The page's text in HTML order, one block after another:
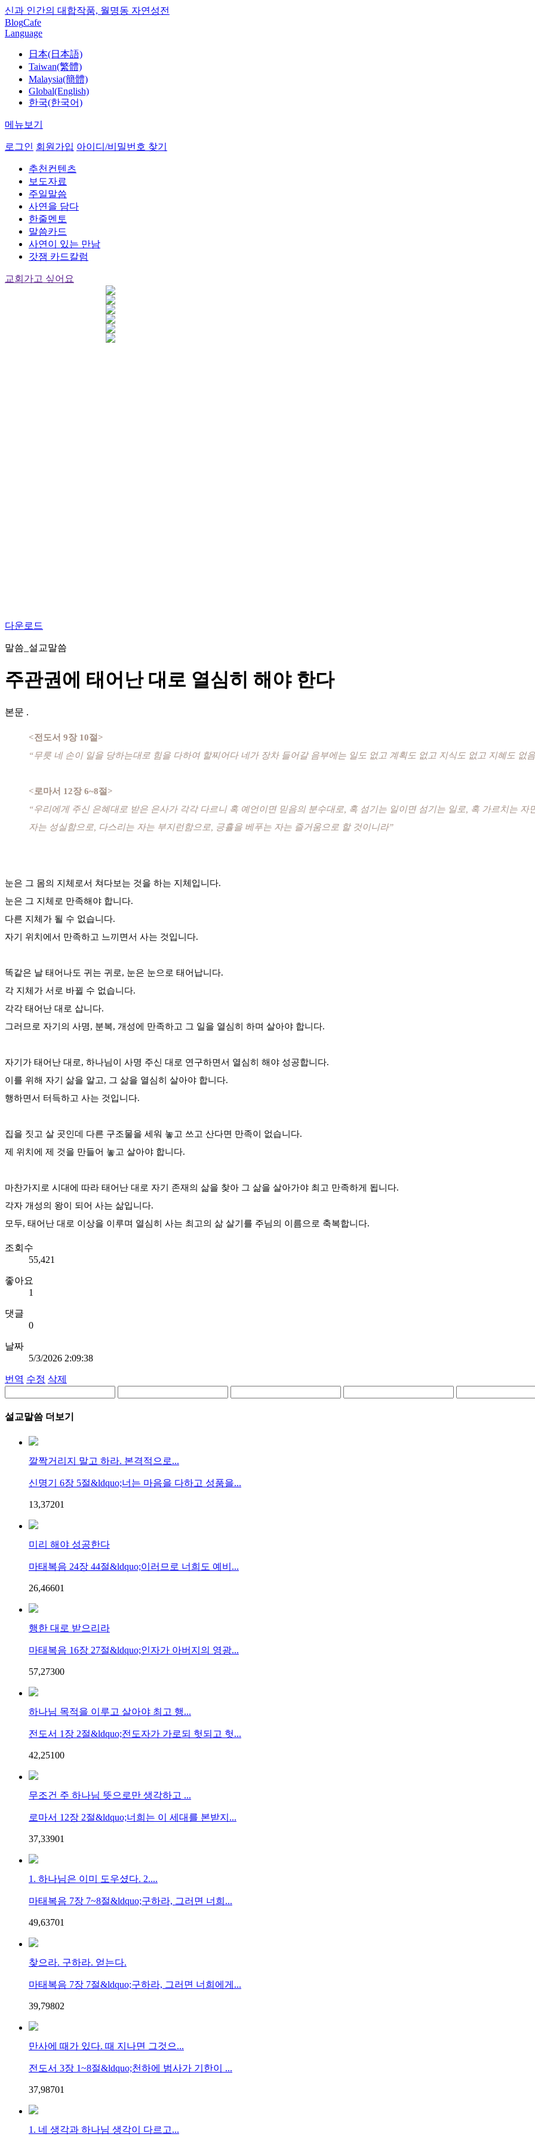
신과 인간의 대합작품, 월명동 자연성전
BlogCafe
Language
日本(日本語)
Taiwan(繁體)
Malaysia(簡體)
Global(English)
한국(한국어)
메뉴보기
로그인 회원가입 아이디/비밀번호 찾기
추천컨텐츠
보도자료
주일말씀
사연을 담다
한줄멘토
말씀카드
사연이 있는 만남
갓잼 카드칼럼
교회가고 싶어요
다운로드
말씀_설교말씀
주관권에 태어난 대로 열심히 해야 한다
본문 .
<전도서 9장 10절>
“무릇 네 손이 일을 당하는대로 힘을 다하여 할찌어다 네가 장차 들어갈 음부에는 일도 없고 계획도 없고 지식도 없고 지혜도 없
<로마서 12장 6~8절>
“우리에게 주신 은혜대로 받은 은사가 각각 다르니 혹 예언이면 믿음의 분수대로, 혹 섬기는 일이면 섬기는 일로, 혹 가르치는
자는 성실함으로, 다스리는 자는 부지런함으로, 긍휼을 베푸는 자는 즐거움으로 할 것이니라”
눈은 그 몸의 지체로서 쳐다보는 것을 하는 지체입니다.
눈은 그 지체로 만족해야 합니다.
다른 지체가 될 수 없습니다.
자기 위치에서 만족하고 느끼면서 사는 것입니다.
똑같은 날 태어나도 귀는 귀로, 눈은 눈으로 태어납니다.
각 지체가 서로 바뀔 수 없습니다.
각각 태어난 대로 삽니다.
그러므로 자기의 사명, 분복, 개성에 만족하고 그 일을 열심히 하며 살아야 합니다.
자기가 태어난 대로, 하나님이 사명 주신 대로 연구하면서 열심히 해야 성공합니다.
이를 위해 자기 삶을 알고, 그 삶을 열심히 살아야 합니다.
행하면서 터득하고 사는 것입니다.
집을 짓고 살 곳인데 다른 구조물을 세워 놓고 쓰고 산다면 만족이 없습니다.
제 위치에 제 것을 만들어 놓고 살아야 합니다.
마찬가지로 시대에 따라 태어난 대로 자기 존재의 삶을 찾아 그 삶을 살아가야 최고 만족하게 됩니다.
각자 개성의 왕이 되어 사는 삶입니다.
모두, 태어난 대로 이상을 이루며 열심히 사는 최고의 삶 살기를 주님의 이름으로 축복합니다.
조회수
55,421
좋아요
1
댓글
0
날짜
5/3/2026 2:09:38
번역 수정 삭제
설교말씀 더보기
깔짝거리지 말고 하라. 본격적으로...
신명기 6장 5절&ldquo;너는 마음을 다하고 성품을...
13,37201
미리 해야 성공한다
마태복음 24장 44절&ldquo;이러므로 너희도 예비...
26,46601
행한 대로 받으리라
마태복음 16장 27절&ldquo;인자가 아버지의 영광...
57,27300
하나님 목적을 이루고 살아야 최고 행...
전도서 1장 2절&ldquo;전도자가 가로되 헛되고 헛...
42,25100
무조건 주 하나님 뜻으로만 생각하고 ...
로마서 12장 2절&ldquo;너희는 이 세대를 본받지...
37,33901
1. 하나님은 이미 도우셨다. 2....
마태복음 7장 7~8절&ldquo;구하라, 그러면 너희...
49,63701
찾으라. 구하라. 얻는다.
마태복음 7장 7절&ldquo;구하라, 그러면 너희에게...
39,79802
만사에 때가 있다. 때 지나면 그것으...
전도서 3장 1~8절&ldquo;천하에 범사가 기한이 ...
37,98701
1. 네 생각과 하나님 생각이 다르고...